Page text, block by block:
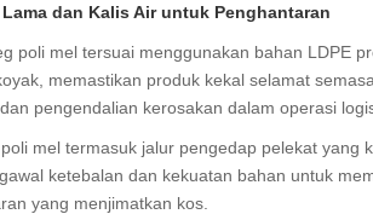
dan Kalis Air untuk Penghantaran
poli mel tersuai menggunakan bahan LDPE
memastikan produk kekal selamat
pengendalian kerosakan dalam operasi
mel termasuk jalur pengedap pelekat yang
ketebalan dan kekuatan bahan untuk
yang menjimatkan kos.